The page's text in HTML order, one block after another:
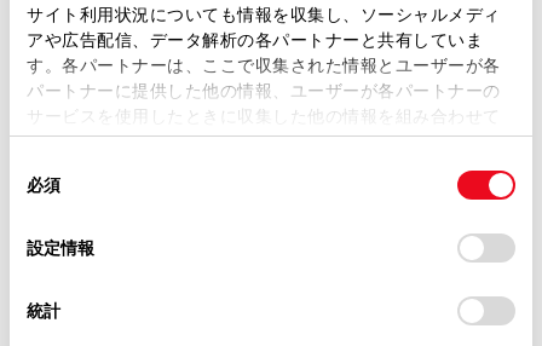
サイト利用状況についても情報を収集し、ソーシャルメディ
アや広告配信、データ解析の各パートナーと共有していま
す。各パートナーは、ここで収集された情報とユーザーが各
パートナーに提供した他の情報、ユーザーが各パートナーの
サービスを使用したときに収集した他の情報を組み合わせて
使用することがあります。当ウェブサイトの使用を続行する
デバイスにすべてのCookie(クッキー)が保存されることに同
意したことになります。Cookie(クッキー)のオプトアウト、
設定の変更、同意を撤回したりするにあたっては、当社の
「Cookie（クッキー）情報の取り扱いについて
」をご覧くだ
必須
設定情報
統計
市区町村名